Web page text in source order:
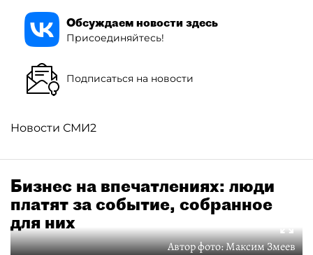
Обсуждаем новости здесь
Присоединяйтесь!
Подписаться на новости
Новости СМИ2
Бизнес на впечатлениях: люди
платят за событие, собранное
для них
Автор фото:Максим Змеев